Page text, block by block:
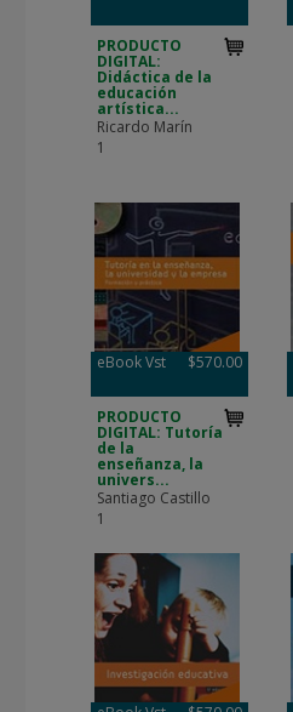
PRODUCTO
DIGITAL:
Didáctica de la
educación
artística...
Ricardo Marín
1
eBook Vst $570.00
PRODUCTO
DIGITAL: Tutoría
de la
enseñanza, la
univers...
Santiago Castillo
1